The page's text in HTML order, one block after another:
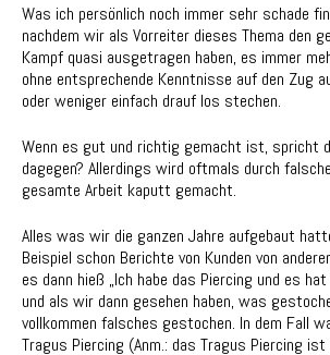
Was ich persönlich noch immer sehr schade
nachdem wir als Vorreiter dieses Thema den
Kampf quasi ausgetragen haben, es immer
ohne entsprechende Kenntnisse auf den Zug
oder weniger einfach drauf los stechen.
Wenn es gut und richtig gemacht ist, spricht
dagegen? Allerdings wird oftmals durch
gesamte Arbeit kaputt gemacht.
Alles was wir die ganzen Jahre aufgebaut
Beispiel schon Berichte von Kunden von
es dann hieß „Ich habe das Piercing und es
und als wir dann gesehen haben, was
vollkommen falsches gestochen. In dem Fall
Tragus Piercing (Anm.: das Tragus Piercing